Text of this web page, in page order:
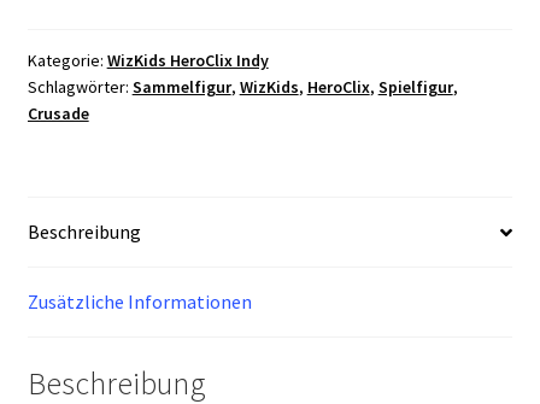
Kategorie: WizKids HeroClix Indy
Schlagwörter: Sammelfigur, WizKids, HeroClix, Spielfigur,
Crusade
Beschreibung
Zusätzliche Informationen
Beschreibung